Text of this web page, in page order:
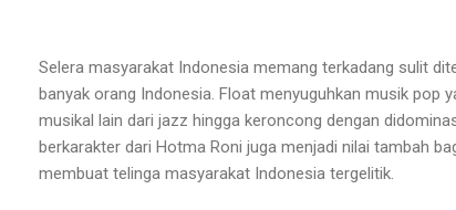
Selera masyarakat Indonesia memang terkadang sulit
banyak orang Indonesia. Float menyuguhkan musik pop
musikal lain dari jazz hingga keroncong dengan
berkarakter dari Hotma Roni juga menjadi nilai tambah
membuat telinga masyarakat Indonesia tergelitik.